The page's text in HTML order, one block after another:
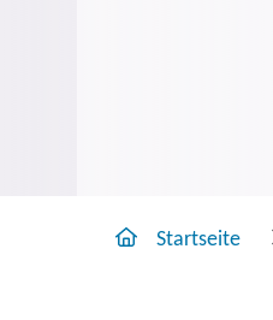
Startseite